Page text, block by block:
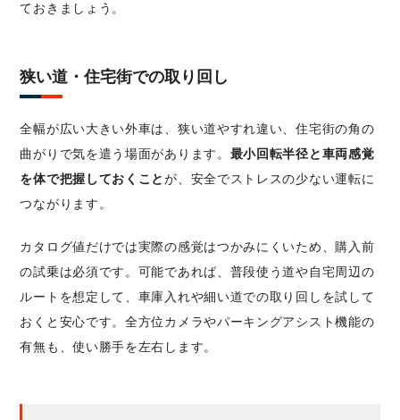
ておきましょう。
狭い道・住宅街での取り回し
全幅が広い大きい外車は、狭い道やすれ違い、住宅街の角の
曲がりで気を遣う場面があります。 最小回転半径と車両感覚
を体で把握しておくことが、安全でストレスの少ない運転に
つながります。
カタログ値だけでは実際の感覚はつかみにくいため、購入前
の試乗は必須です。可能であれば、普段使う道や自宅周辺の
ルートを想定して、車庫入れや細い道での取り回しを試して
おくと安心です。全方位カメラやパーキングアシスト機能の
有無も、使い勝手を左右します。